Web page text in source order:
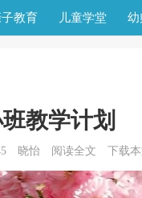
子教育 儿童学堂 幼
教学计划
晓怡 阅读全文 下载